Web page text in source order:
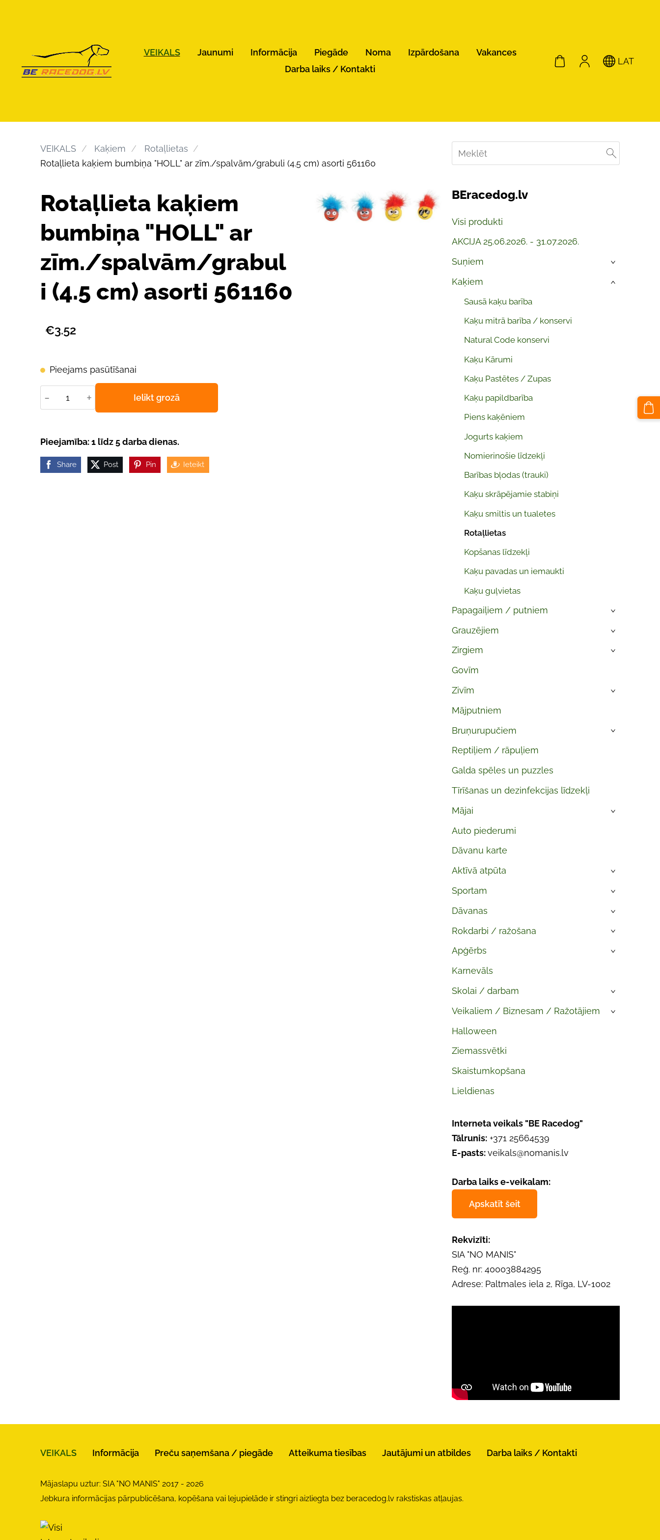
VEIKALS Jaunumi Informācija Piegāde Noma Izpārdošana
Vakances
Darba laiks / Kontakti
LAT
BEracedog.lv
Visi produkti
AKCIJA 25.06.2026. - 31.07.2026.
Suņiem
›
Kaķiem
Sausā kaķu barība
Kaķu mitrā barība / konservi
Natural Code konservi
Kaķu Kārumi
Kaķu Pastētes / Zupas
Kaķu papildbarība
Piens kaķēniem
Jogurts kaķiem
Nomierinošie līdzekļi
Barības bļodas (trauki)
Kaķu skrāpējamie stabiņi
Kaķu smiltis un tualetes
Rotaļlietas
Kopšanas līdzekļi
Kaķu pavadas un iemaukti
Kaķu guļvietas
›
Papagaiļiem / putniem ›
Grauzējiem ›
Zirgiem ›
Govīm
Zivīm
›
Mājputniem
Bruņurupučiem
›
Reptiļiem / rāpuļiem
Galda spēles un puzzles
Tīrīšanas un dezinfekcijas līdzekļi
Mājai
›
Auto piederumi
Dāvanu karte
Aktīvā atpūta
›
Sportam ›
Dāvanas ›
Rokdarbi / ražošana ›
Apģērbs ›
Karnevāls
Skolai / darbam
›
Veikaliem / Biznesam / Ražotājiem ›
Halloween
Ziemassvētki
Skaistumkopšana
Lieldienas
Interneta veikals "BE Racedog"
Tālrunis:+371 25664539
E-pasts:veikals@nomanis.lv
Darba laiks e-veikalam:
Apskatīt šeit
Rekvizīti:
SIA "NO MANIS"
Reģ. nr: 40003884295
Adrese: Paltmales iela 2, Rīga, LV-1002
VEIKALS Kaķiem
Rotaļlietas
Rotaļlieta kaķiem bumbiņa "HOLL" ar zīm./spalvām/grabuli (4.5 cm) asorti 561160
Rotaļlieta kaķiem
bumbiņa "HOLL" ar
zīm./spalvām/grabul
i (4.5 cm) asorti 561160
€3.52
Pieejams pasūtīšanai
- + Ielikt grozā
Pieejamība: 1 līdz 5 darba dienas.
Share Post Pin Ieteikt
VEIKALS Informācija Preču saņemšana / piegāde Atteikuma tiesības Jautājumi un atbildes Darba laiks / Kontakti
Mājaslapu uztur: SIA "NO MANIS" 2017 - 2026
Jebkura informācijas pārpublicēšana, kopēšana vai lejupielāde ir stingri aizliegta bez beracedog.lv rakstiskas atļaujas.